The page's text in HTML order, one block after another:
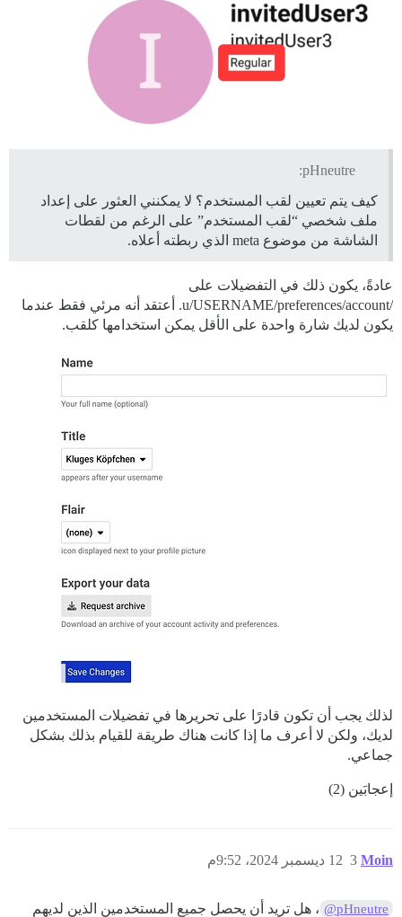
pHneutre:
كيف يتم تعيين لقب المستخدم؟ لا يمكنني العثور على إعداد
ملف شخصي “لقب المستخدم” على الرغم من لقطات
الشاشة من موضوع meta الذي ربطته أعلاه.
عادةً، يكون ذلك في التفضيلات على
/u/USERNAME/preferences/account. أعتقد أنه مرئي فقط عندما
يكون لديك شارة واحدة على الأقل يمكن استخدامها كلقب.
لذلك يجب أن تكون قادرًا على تحريرها في تفضيلات المستخدمين
لديك، ولكن لا أعرف ما إذا كانت هناك طريقة للقيام بذلك بشكل
جماعي.
إعجابَين (2)
Moin 12 ديسمبر 2024، 9:52م 3
@pHneutre ، هل تريد أن يحصل جميع المستخدمين الذين لديهم